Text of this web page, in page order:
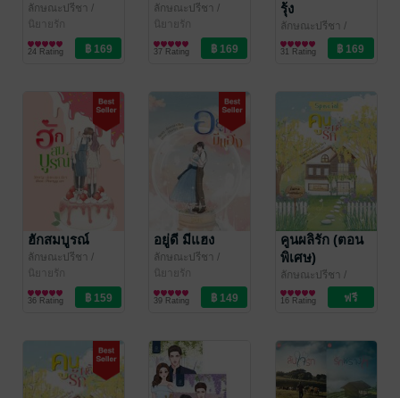
ลักษณะปรีชา /
ทักษาวารี
นิยายรัก
24 Rating
ลักษณะปรีชา /
ทักษาวารี
นิยายรัก
37 Rating
รุ้ง
ลักษณะปรีชา /
ทักษาวารี
นิยายรัก
31 Rating
ฮักสมบูรณ์
ลักษณะปรีชา /
ทักษาวารี
นิยายรัก
36 Rating
อยู่ดี มีแฮง
ลักษณะปรีชา /
ทักษาวารี
นิยายรัก
39 Rating
คูนผลิรัก (ตอน
พิเศษ)
ลักษณะปรีชา /
ทักษาวารี
นิยายรัก
16 Rating